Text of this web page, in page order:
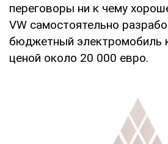
переговоры ни к чему
VW самостоятельно
бюджетный электромобиль
ценой около 20 000 евро.